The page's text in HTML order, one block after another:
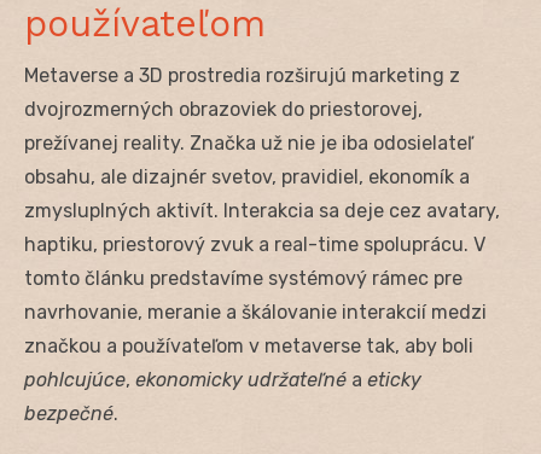
používateľom
Metaverse a 3D prostredia rozširujú marketing z
dvojrozmerných obrazoviek do priestorovej,
prežívanej reality. Značka už nie je iba odosielateľ
obsahu, ale dizajnér svetov, pravidiel, ekonomík a
zmysluplných aktivít. Interakcia sa deje cez avatary,
haptiku, priestorový zvuk a real-time spoluprácu. V
tomto článku predstavíme systémový rámec pre
navrhovanie, meranie a škálovanie interakcií medzi
značkou a používateľom v metaverse tak, aby boli
pohlcujúce, ekonomicky udržateľné a eticky
bezpečné.